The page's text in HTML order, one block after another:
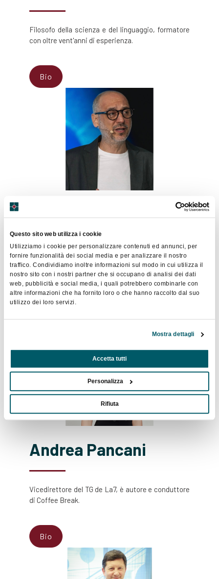
Questo sito web utilizza i cookie
Utilizziamo i cookie per personalizzare contenuti ed annunci, per
fornire funzionalità dei social media e per analizzare il nostro
traffico. Condividiamo inoltre informazioni sul modo in cui utilizza il
nostro sito con i nostri partner che si occupano di analisi dei dati
web, pubblicità e social media, i quali potrebbero combinarle con
altre informazioni che ha fornito loro o che hanno raccolto dal suo
utilizzo dei loro servizi.
Mostra dettagli
Accetta tutti
Personalizza
Rifiuta
Filosofo della scienza e del linguaggio, formatore
con oltre vent'anni di esperienza.
Bio
Chiara Montanari
Chiara Montanari è un ingegnere, esploratrice,
trainer con oltre 15 anni di esperienza
nell'organizzazione e gestione di missioni polari.
Andrea Pancani
Vicedirettore del TG de La7, è autore e conduttore
di Coffee Break.
Bio